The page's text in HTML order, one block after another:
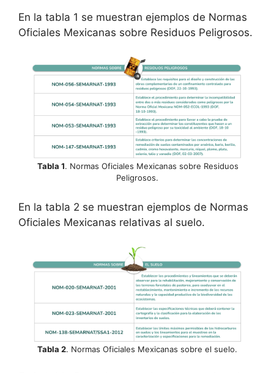
En la tabla 1 se muestran ejemplos de Normas
Oficiales Mexicanas sobre Residuos Peligrosos.
Tabla 1. Normas Oficiales Mexicanas sobre Residuos
Peligrosos.
En la tabla 2 se muestran ejemplos de Normas
Oficiales Mexicanas relativas al suelo.
Tabla 2. Normas Oficiales Mexicanas sobre el suelo.